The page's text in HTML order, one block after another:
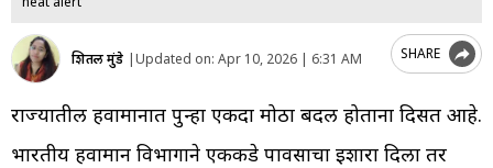
शितल मुंडे |Updated on: Apr 10, 2026 | 6:31 AM SHARE
राज्यातील हवामानात पुन्हा एकदा मोठा बदल होताना दिसत आहे.
भारतीय हवामान विभागाने एकीकडे पावसाचा इशारा दिला तर